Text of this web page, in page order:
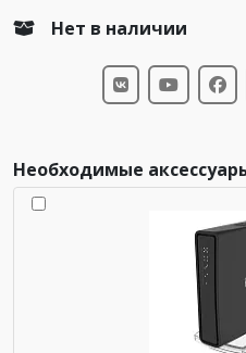
Нет в наличии
Необходимые